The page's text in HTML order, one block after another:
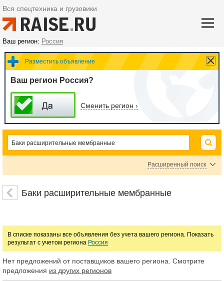
Вся спецтехника и грузовики
Ваш регион: Россия
Разместить объявление
Ваш регион Россия?
Сменить регион ›
Расширенный поиск
Печи-барбекю
Цена
Баки расширительные мембранные
В списке показаны все объявления без учета вашего региона. Показать
результат с учетом региона Россия
Нет предложений от поставщиков вашего региона. Смотрите
предложения из других регионов